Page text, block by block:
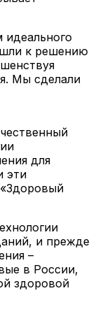
к решению
Мы сделали
для
эти
и прежде
–
в России,
здоровой